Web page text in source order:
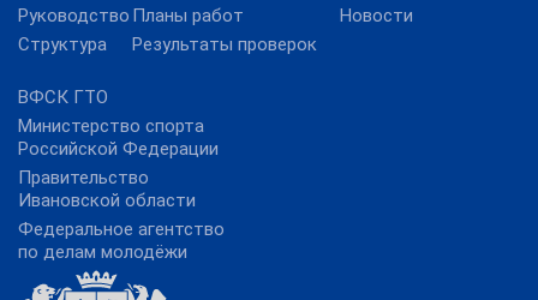
Руководство
Структура
Планы работ
Результаты проверок
Новости
ВФСК ГТО
Министерство спорта
Российской Федерации
Правительство
Ивановской области
Федеральное агентство
по делам молодёжи